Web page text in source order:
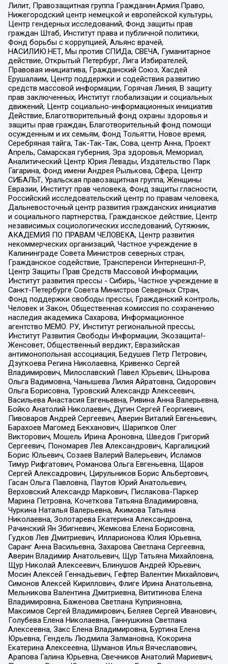
Лилит, Правозащитная группа Гражданин.Армия.Право,
Нижегородский центр немецкой и европейской культуры,
Центр гендерных исследований, Фонд защиты прав
граждан Штаб, Институт права и публичной политики,
Фонд борьбы с коррупцией, Альянс врачей,
НАСИЛИЮ.НЕТ, Мы против СПИДа, СВЕЧА, Гуманитарное
действие, Открытый Петербург, Лига Избирателей,
Правовая инициатива, Гражданский Союз, Хасдей
Ерушалаим, Центр поддержки и содействия развитию
средств массовой информации, Горячая Линия, В защиту
прав заключенных, Институт глобализации и социальных
движений, Центр социально-информационных инициатив
Действие, Благотворительный фонд охраны здоровья и
защиты прав граждан, Благотворительный фонд помощи
осужденным и их семьям, Фонд Тольятти, Новое время,
Серебряная тайга, Так-Так-Так, Сова, центр Анна, Проект
Апрель, Самарская губерния, Эра здоровья, Мемориал,
Аналитический Центр Юрия Левады, Издательство Парк
Гагарина, Фонд имени Андрея Рылькова, Сфера, Центр
СИБАЛЬТ, Уральская правозащитная группа, Женщины
Евразии, Институт прав человека, Фонд защиты гласности,
Российский исследовательский центр по правам человека,
Дальневосточный центр развития гражданских инициатив
и социального партнерства, Гражданское действие, Центр
независимых социологических исследований, Сутяжник,
АКАДЕМИЯ ПО ПРАВАМ ЧЕЛОВЕКА, Центр развития
некоммерческих организаций, Частное учреждение в
Калининграде Совета Министров северных стран,
Гражданское содействие, Трансперенси Интернешнл-Р,
Центр Защиты Прав Средств Массовой Информации,
Институт развития прессы - Сибирь, Частное учреждение в
Санкт-Петербурге Совета Министров Северных Стран,
Фонд поддержки свободы прессы, Гражданский контроль,
Человек и Закон, Общественная комиссия по сохранению
наследия академика Сахарова, Информационное
агентство МЕМО. РУ, Институт региональной прессы,
Институт Развития Свободы Информации, Экозащита!-
Женсовет, Общественный вердикт, Евразийская
антимонопольная ассоциация, Бедушев Петр Петрович,
Дзугкоева Регина Николаевна, Кривенко Сергей
Владимирович, Милославский Павел Юрьевич, Шнырова
Ольга Вадимовна, Чанышева Лилия Айратовна, Сидорович
Ольга Борисовна, Туровский Александр Алексеевич,
Васильева Анастасия Евгеньевна, Ривина Анна Валерьевна,
Бойко Анатолий Николаевич, Дугин Сергей Георгиевич,
Пивоваров Андрей Сергеевич, Аверин Виталий Евгеньевич,
Барахоев Магомед Бекханович, Шарипков Олег
Викторович, Мошель Ирина Ароновна, Шведов Григорий
Сергеевич, Пономарев Лев Александрович, Каргалицкий
Борис Юльевич, Созаев Валерий Валерьевич, Исламов
Тимур Рифгатович, Романова Ольга Евгеньевна, Щаров
Сергей Алексадрович, Цирульников Борис Альбертович,
Гасан Ольга Павловна, Паутов Юрий Анатольевич,
Верховский Александр Маркович, Пислакова-Паркер
Марина Петровна, Кочеткова Татьяна Владимировна,
Чуркина Наталья Валерьевна, Акимова Татьяна
Николаевна, Золотарева Екатерина Александровна,
Рачинский Ян Збигневич, Жемкова Елена Борисовна,
Гудков Лев Дмитриевич, Илларионова Юлия Юрьевна,
Саранг Анна Васильевна, Захарова Светлана Сергеевна,
Аверин Владимир Анатольевич, Щур Татьяна Михайловна,
Щур Николай Алексеевич, Блинушов Андрей Юрьевич,
Мосин Алексей Геннадьевич, Гефтер Валентин Михайлович,
Симонов Алексей Кириллович, Флиге Ирина Анатольевна,
Мельникова Валентина Дмитриевна, Вититинова Елена
Владимировна, Баженова Светлана Куприяновна,
Максимов Сергей Владимирович, Беляев Сергей Иванович,
Голубева Елена Николаевна, Ганнушкина Светлана
Алексеевна, Закс Елена Владимировна, Буртина Елена
Юрьевна, Гендель Людмила Залмановна, Кокорина
Екатерина Алексеевна, Шуманов Илья Вячеславович,
Арапова Галина Юрьевна, Свечников Анатолий Мариевич,